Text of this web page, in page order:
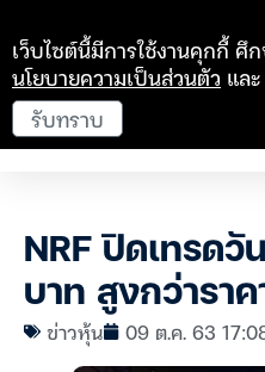
NRF ปิดเทรด
บาท สูงกว่าราค
ข่าวหุ้น 09 ต.ค. 63
เว็บไซต์นี้มีการใช้งานคุกกี้ ศึ
นโยบายความเป็นส่วนตัว และ
รับทราบ